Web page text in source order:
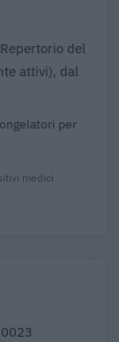
del
attivi), dal
per
medici